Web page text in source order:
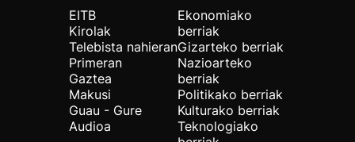
EITB
Kirolak
Telebista nahieran
Primeran
Gaztea
Makusi
Guau - Gure
Audioa
Ekonomiako
berriak
Gizarteko berriak
Nazioarteko
berriak
Politikako berriak
Kulturako berriak
Teknologiako